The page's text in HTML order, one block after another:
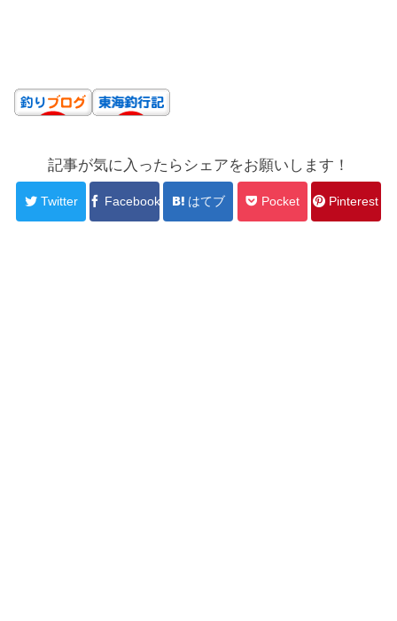
記事が気に入ったらシェアをお願いします！
Twitter Facebook はてブ Pocket Pinterest